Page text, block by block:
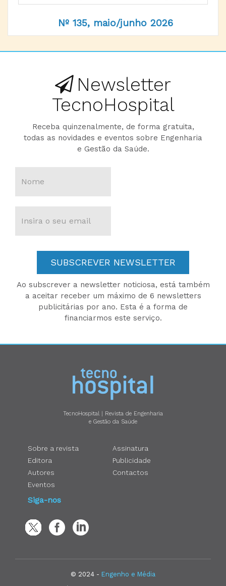
Nº 135, maio/junho 2026
Newsletter
TecnoHospital
Receba quinzenalmente, de forma gratuita,
todas as novidades e eventos sobre Engenharia
e Gestão da Saúde.
SUBSCREVER NEWSLETTER
Ao subscrever a newsletter noticiosa, está também
a aceitar receber um máximo de 6 newsletters
publicitárias por ano. Esta é a forma de
financiarmos este serviço.
TecnoHospital | Revista de Engenharia
e Gestão da Saúde
Sobre a revista
Editora
Autores
Eventos
Assinatura
Publicidade
Contactos
Siga-nos
© 2024 - Engenho e Média